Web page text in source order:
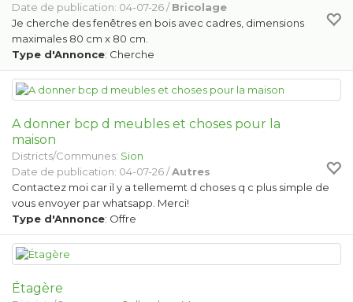
Date de publication: 04-07-26 /Bricolage
Je cherche des fenêtres en bois avec cadres, dimensions
maximales 80 cm x 80 cm.
Type d'Annonce: Cherche
A donner bcp d meubles et choses pour la
maison
Districts/Communes: Sion
Date de publication: 04-07-26 /Autres
Contactez moi car il y a tellememt d choses q c plus simple de
vous envoyer par whatsapp. Merci!
Type d'Annonce: Offre
Étagère